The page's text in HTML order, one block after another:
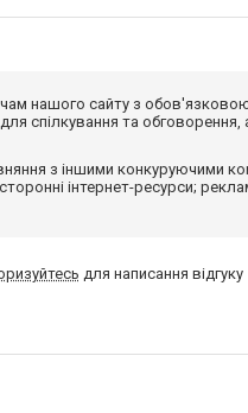
нашого сайту з
спілкування та
з іншими конкуруючими
інтернет-ресурси;
для написання відгуку